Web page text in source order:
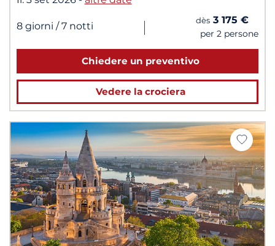
8 giorni / 7 notti | dès 3 175 €
per 2 persone
Chiedere un preventivo
Vedere la crociera